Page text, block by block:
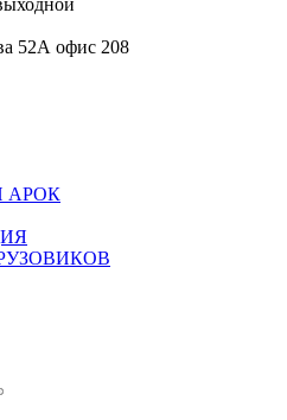
52А офис 208
АРОК